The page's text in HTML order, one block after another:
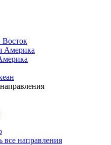
Америка
все направления